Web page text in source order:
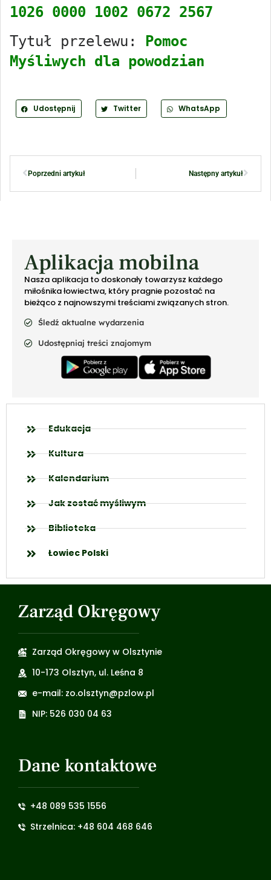
1026 0000 1002 0672 2567
Tytuł przelewu:
Pomoc
Myśliwych dla powodzian
Udostępnij Twitter WhatsApp
Poprzedni artykuł Następny artykuł
Aplikacja mobilna
Nasza aplikacja to doskonały towarzysz każdego
miłośnika łowiectwa, który pragnie pozostać na
bieżąco z najnowszymi treściami związanych stron.
Śledź aktualne wydarzenia
Udostępniaj treści znajomym
Edukacja
Kultura
Kalendarium
Jak zostać myśliwym
Biblioteka
Łowiec Polski
Zarząd Okręgowy
Zarząd Okręgowy w Olsztynie
10-173 Olsztyn, ul. Leśna 8
e-mail: zo.olsztyn@pzlow.pl
NIP: 526 030 04 63
Dane kontaktowe
+48 089 535 1556
Strzelnica: +48 604 468 646